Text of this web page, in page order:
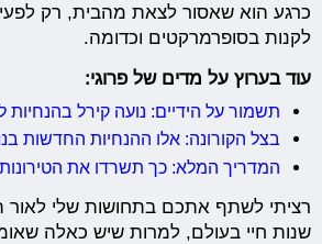
כרגע הוא שאסור לצאת מהבית, רק
לקנות בסופרמרקטים וכדומה.
עוד בערוץ על מדים של פרוגי:
תשמור על הידיים: נועה קירל בהנחיות
בצל הקורונה: אלו ההנחיות החדשות
המדריך המלא: כך תשרדו את
שנות חיי בעולם, למרות שיש כאלה